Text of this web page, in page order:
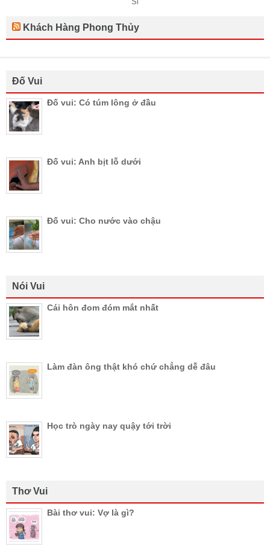
Khách Hàng Phong Thủy
Đố Vui
Đố vui: Có túm lông ở đầu
Đố vui: Anh bịt lỗ dưới
Đố vui: Cho nước vào chậu
Nói Vui
Cái hôn đom đóm mắt nhất
Làm đàn ông thật khó chứ chẳng dễ đâu
Học trò ngày nay quậy tới trời
Thơ Vui
Bài thơ vui: Vợ là gì?